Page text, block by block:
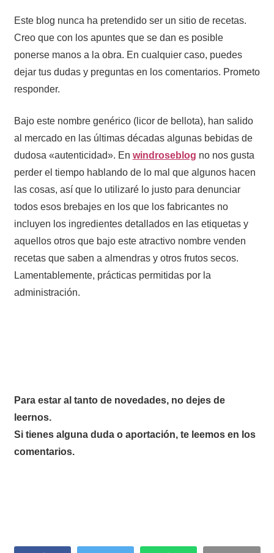
Este blog nunca ha pretendido ser un sitio de recetas.
Creo que con los apuntes que se dan es posible
ponerse manos a la obra. En cualquier caso, puedes
dejar tus dudas y preguntas en los comentarios. Prometo
responder.
Bajo este nombre genérico (licor de bellota), han salido
al mercado en las últimas décadas algunas bebidas de
dudosa «autenticidad». En windroseblog no nos gusta
perder el tiempo hablando de lo mal que algunos hacen
las cosas, así que lo utilizaré lo justo para denunciar
todos esos brebajes en los que los fabricantes no
incluyen los ingredientes detallados en las etiquetas y
aquellos otros que bajo este atractivo nombre venden
recetas que saben a almendras y otros frutos secos.
Lamentablemente, prácticas permitidas por la
administración.
Para estar al tanto de novedades, no dejes de
leernos.
Si tienes alguna duda o aportación, te leemos en los
comentarios.